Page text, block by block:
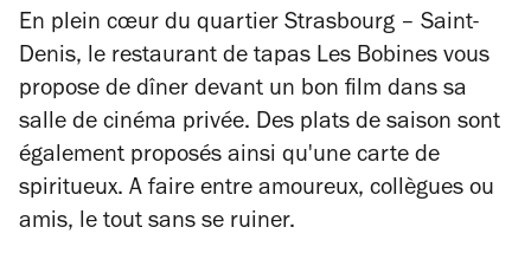
En plein cœur du quartier Strasbourg – Saint-
Denis, le restaurant de tapas Les Bobines vous
propose de dîner devant un bon film dans sa
salle de cinéma privée. Des plats de saison sont
également proposés ainsi qu'une carte de
spiritueux. A faire entre amoureux, collègues ou
amis, le tout sans se ruiner.